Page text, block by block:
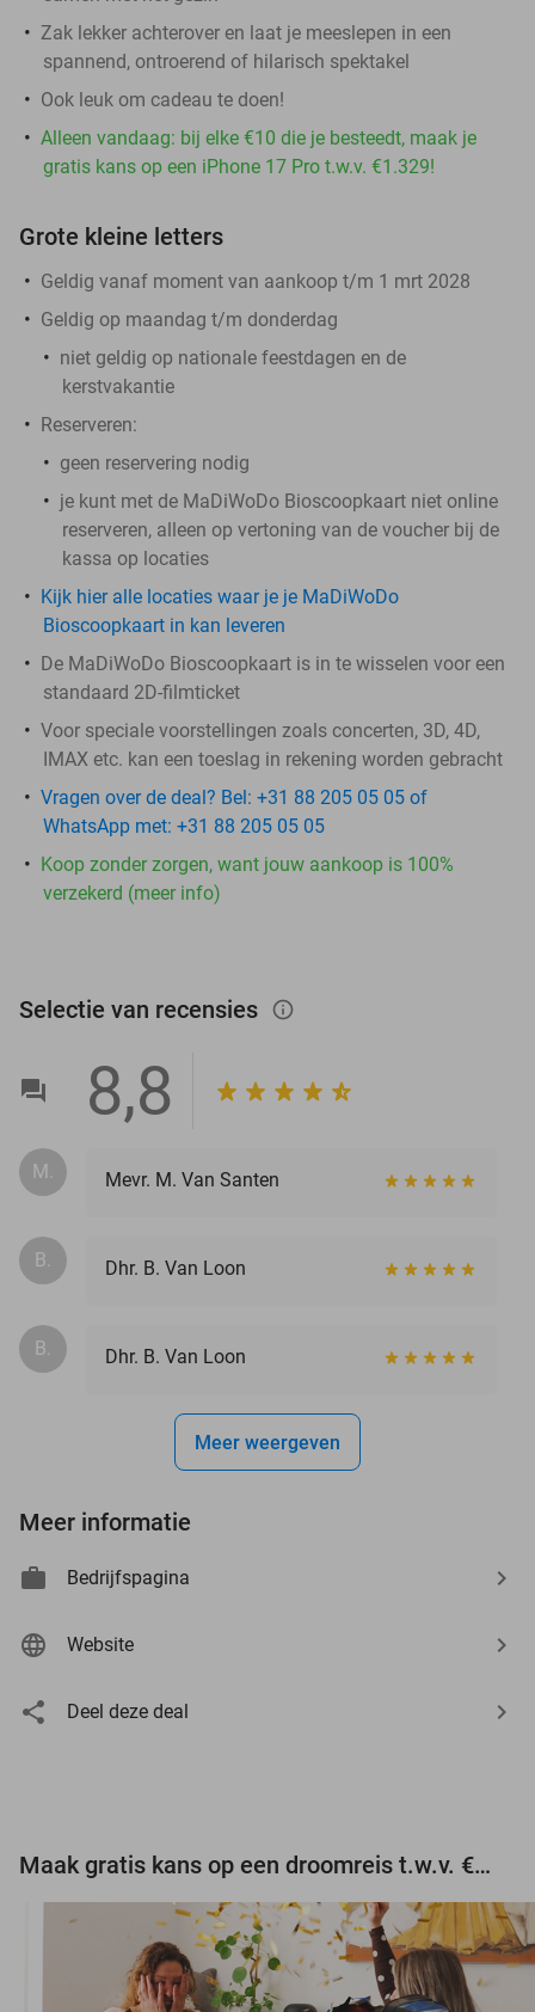
Zak lekker achterover en laat je meeslepen in een
spannend, ontroerend of hilarisch spektakel
Ook leuk om cadeau te doen!
Alleen vandaag: bij elke €10 die je besteedt, maak je
gratis kans op een iPhone 17 Pro t.w.v. €1.329!
Grote kleine letters
Geldig vanaf moment van aankoop t/m 1 mrt 2028
Geldig op maandag t/m donderdag
niet geldig op nationale feestdagen en de
kerstvakantie
Reserveren:
geen reservering nodig
je kunt met de MaDiWoDo Bioscoopkaart niet online
reserveren, alleen op vertoning van de voucher bij de
kassa op locaties
Kijk hier alle locaties waar je je MaDiWoDo
Bioscoopkaart in kan leveren
De MaDiWoDo Bioscoopkaart is in te wisselen voor een
standaard 2D-filmticket
Voor speciale voorstellingen zoals concerten, 3D, 4D,
IMAX etc. kan een toeslag in rekening worden gebracht
Vragen over de deal? Bel: +31 88 205 05 05 of
WhatsApp met: +31 88 205 05 05
Koop zonder zorgen, want jouw aankoop is 100%
verzekerd (meer info)
Selectie van recensies info_outlined
8,8
M. Mevr. M. Van Santen
B. Dhr. B. Van Loon
B. Dhr. B. Van Loon
Meer weergeven
Meer informatie
Bedrijfspagina
Website
Deel deze deal
Maak gratis kans op een droomreis t.w.v. €3.000!